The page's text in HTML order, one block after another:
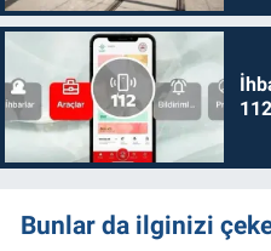
Bunlar da ilginizi